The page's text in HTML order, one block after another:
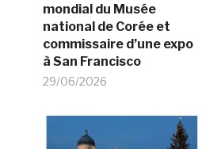
mondial du Musée
national de Corée et
commissaire d’une expo
à San Francisco
29/06/2026